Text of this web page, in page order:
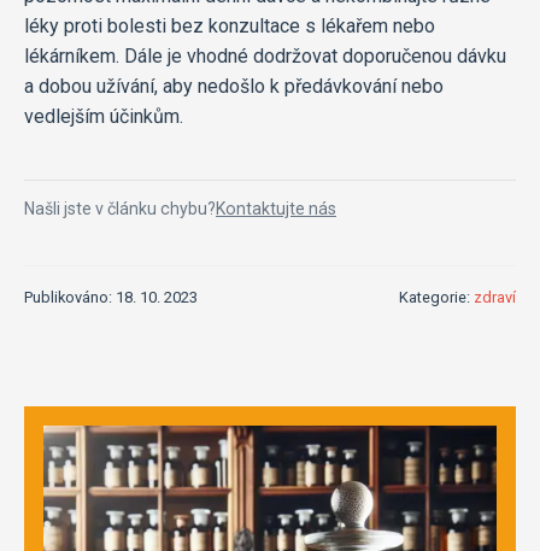
léky proti bolesti bez konzultace s lékařem nebo
lékárníkem. Dále je vhodné dodržovat doporučenou dávku
a dobou užívání, aby nedošlo k předávkování nebo
vedlejším účinkům.
Našli jste v článku chybu?Kontaktujte nás
Publikováno: 18. 10. 2023 Kategorie: zdraví